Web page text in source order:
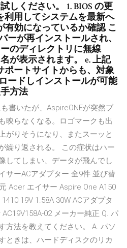
しください。 1. BIOS の更
利用してシステムを最新へ
有効になっているか確認 こ
ーが再インストールされ、
のディレクトリに無線
が表示されます。 e. 上記
ポートサイトからも、対象
ードしインストールが可能
方法
書いたが、AspireONEが突然ブ
映らなくなる。ロゴマークも出
がりそうになり、またスーッと
繰り返される。 この症状はハー
してしまい、データが飛んでし
サーACアダプター 全9件 並び替
Acer エイサー Aspire One A150
19V 1.58A 30W ACアダプタ
02 メーカー純正 Q. パ
方法を教えてください。 A. パソ
ときは、ハードディスクのリカ